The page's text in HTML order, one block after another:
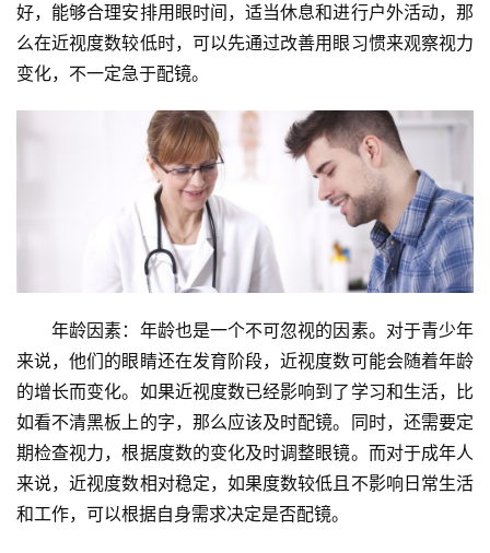
好，能够合理安排用眼时间，适当休息和进行户外活动，那
么在近视度数较低时，可以先通过改善用眼习惯来观察视力
变化，不一定急于配镜。
年龄因素：年龄也是一个不可忽视的因素。对于青少年
来说，他们的眼睛还在发育阶段，近视度数可能会随着年龄
的增长而变化。如果近视度数已经影响到了学习和生活，比
如看不清黑板上的字，那么应该及时配镜。同时，还需要定
期检查视力，根据度数的变化及时调整眼镜。而对于成年人
来说，近视度数相对稳定，如果度数较低且不影响日常生活
和工作，可以根据自身需求决定是否配镜。